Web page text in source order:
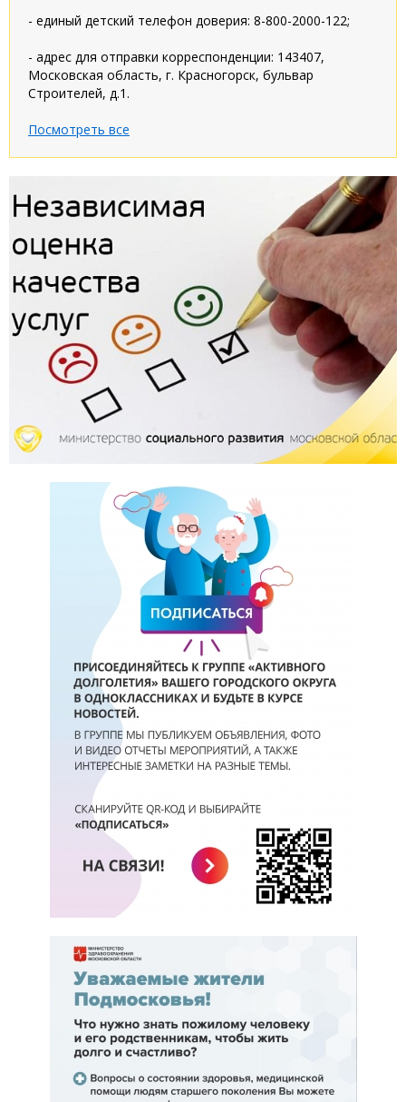
- единый детский телефон доверия: 8-800-2000-122;
- адрес для отправки корреспонденции: 143407,
Московская область, г. Красногорск, бульвар
Строителей, д.1.
Посмотреть все